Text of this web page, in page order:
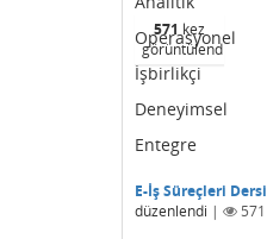
571 kez
görüntülendi
Operasyonel
İşbirlikçi
Deneyimsel
Entegre
E-İş Süreçleri Dersi
düzenlendi | 571